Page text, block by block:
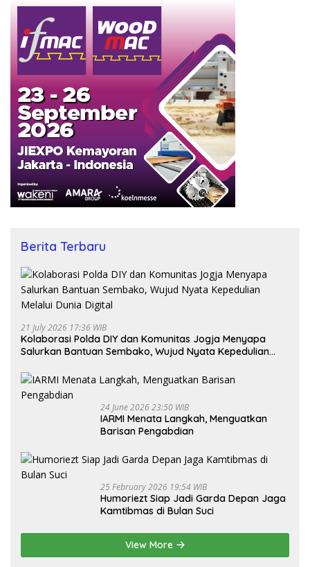
Berita Terbaru
21 July 2026 17:36 WIB
Kolaborasi Polda DIY dan Komunitas Jogja Menyapa
Salurkan Bantuan Sembako, Wujud Nyata Kepedulian
24 June 2026 23:50 WIB
IARMI Menata Langkah, Menguatkan
Barisan Pengabdian
25 February 2026 19:54 WIB
Humoriezt Siap Jadi Garda Depan Jaga
Kamtibmas di Bulan Suci
View More